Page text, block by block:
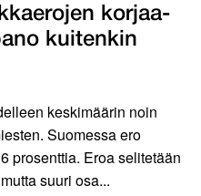
korjaa­
kuiten­kin
keskimäärin noin
Suomessa ero
prosenttia. Eroa selitetään
suuri osa...